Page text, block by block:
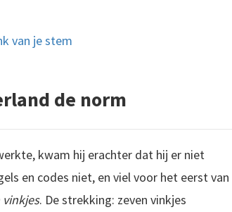
van je stem
de norm
kwam hij erachter dat hij er niet
en codes niet, en viel voor het eerst van
vinkjes. De strekking: zeven vinkjes